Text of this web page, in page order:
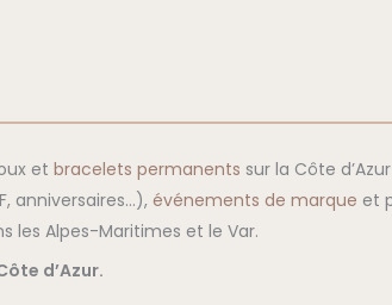
et bracelets permanents sur la Côte
anniversaires…), événements de marque et
les Alpes-Maritimes et le Var.
d’Azur.